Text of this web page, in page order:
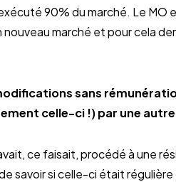
90% du marché. Le
marché et pour cela
sans
celle-ci !) par une
ce faisait, procédé à une
savoir si celle-ci était